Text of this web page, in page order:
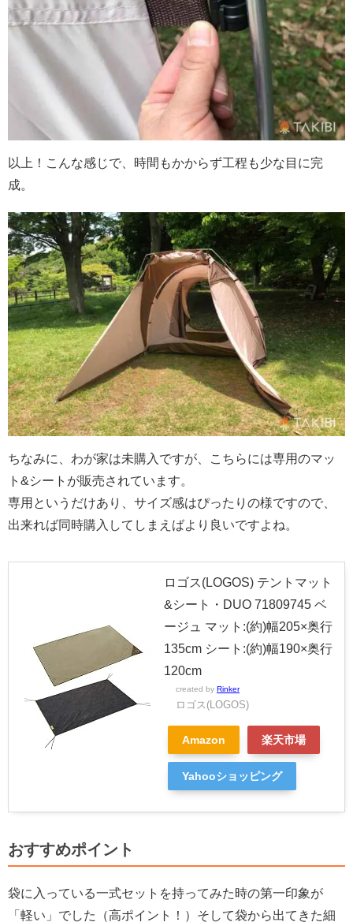
以上！こんな感じで、時間もかからず工程も少な目に完
成。
ちなみに、わが家は未購入ですが、こちらには専用のマッ
ト&シートが販売されています。
専用というだけあり、サイズ感はぴったりの様ですので、
出来れば同時購入してしまえばより良いですよね。
ロゴス(LOGOS) テントマット
&シート・DUO 71809745 ベ
ージュ マット:(約)幅205×奥行
135cm シート:(約)幅190×奥行
120cm
created by Rinker
ロゴス(LOGOS)
Amazon 楽天市場
Yahooショッピング
おすすめポイント
袋に入っている一式セットを持ってみた時の第一印象が
「軽い」でした（高ポイント！）そして袋から出てきた細